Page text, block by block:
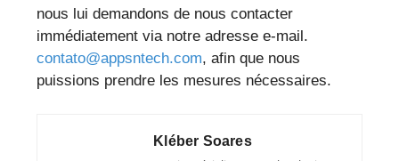
nous lui demandons de nous contacter
immédiatement via notre adresse e-mail.
contato@appsntech.com, afin que nous
puissions prendre les mesures nécessaires.
Kléber Soares